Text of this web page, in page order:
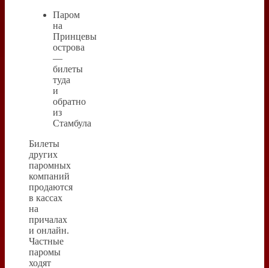
Паром
на
Принцевы
острова
—
билеты
туда
и
обратно
из
Стамбула
Билеты
других
паромных
компаний
продаются
в кассах
на
причалах
и онлайн.
Частные
паромы
ходят